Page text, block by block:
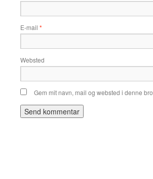
E-mail *
Websted
Gem mit navn, mail og websted i denne